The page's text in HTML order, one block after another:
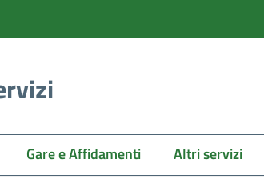
Gare e Affidamenti Altri servizi